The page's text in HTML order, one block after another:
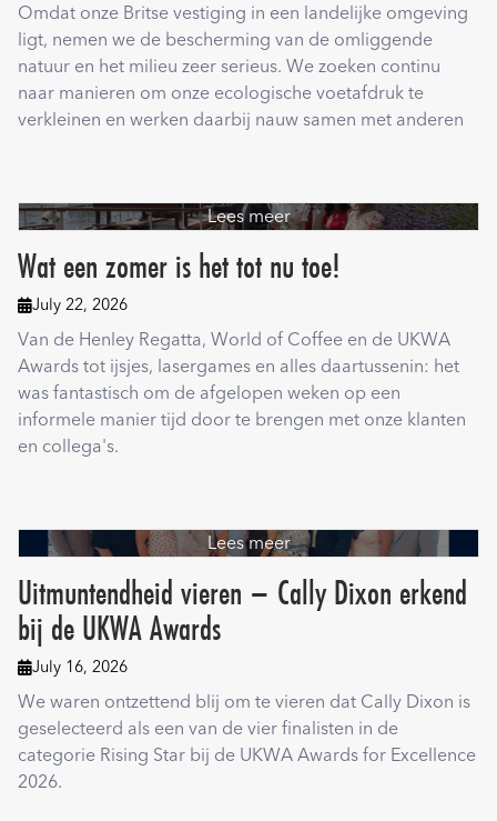
Omdat onze Britse vestiging in een landelijke omgeving
ligt, nemen we de bescherming van de omliggende
natuur en het milieu zeer serieus. We zoeken continu
naar manieren om onze ecologische voetafdruk te
verkleinen en werken daarbij nauw samen met anderen
Lees meer
Wat een zomer is het tot nu toe!
July 22, 2026
Van de Henley Regatta, World of Coffee en de UKWA
Awards tot ijsjes, lasergames en alles daartussenin: het
was fantastisch om de afgelopen weken op een
informele manier tijd door te brengen met onze klanten
en collega's.
Lees meer
Uitmuntendheid vieren – Cally Dixon erkend
bij de UKWA Awards
July 16, 2026
We waren ontzettend blij om te vieren dat Cally Dixon is
geselecteerd als een van de vier finalisten in de
categorie Rising Star bij de UKWA Awards for Excellence
2026.